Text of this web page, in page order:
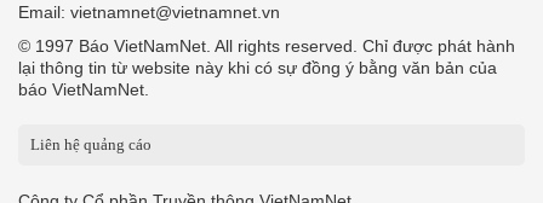
Email: vietnamnet@vietnamnet.vn
© 1997 Báo VietNamNet. All rights reserved. Chỉ được phát hành
lại thông tin từ website này khi có sự đồng ý bằng văn bản của
báo VietNamNet.
Liên hệ quảng cáo